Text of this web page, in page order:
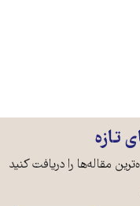
تازه
مقاله‌ها را دریافت کنید